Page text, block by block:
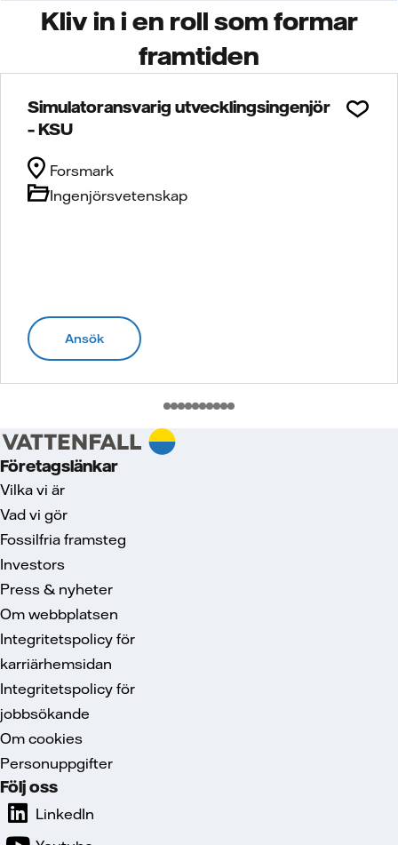
Kliv in i en roll som formar
framtiden
Simulatoransvarig utvecklingsingenjör
– KSU
Ingenjörsvetenskap
Forsmark
Ansök
Företagslänkar
Vilka vi är
Vad vi gör
Fossilfria framsteg
Investors
Press & nyheter
Om webbplatsen
Integritetspolicy för
karriärhemsidan
Integritetspolicy för
jobbsökande
Om cookies
Personuppgifter
Följ oss
LinkedIn